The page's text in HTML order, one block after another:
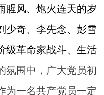
腥风、炮火连天的岁
少奇、李先念、彭雪
级革命家战斗、生活
氛围中，广大党员初
为一名共产党员一定